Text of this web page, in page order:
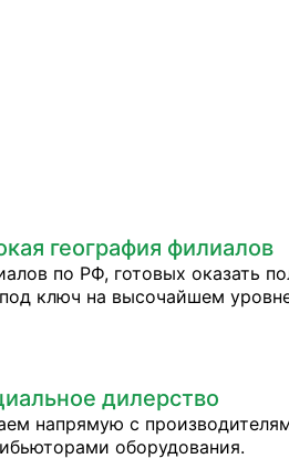
география филиалов
по РФ, готовых оказать
ключ на высочайшем
дилерство
напрямую с
оборудования.